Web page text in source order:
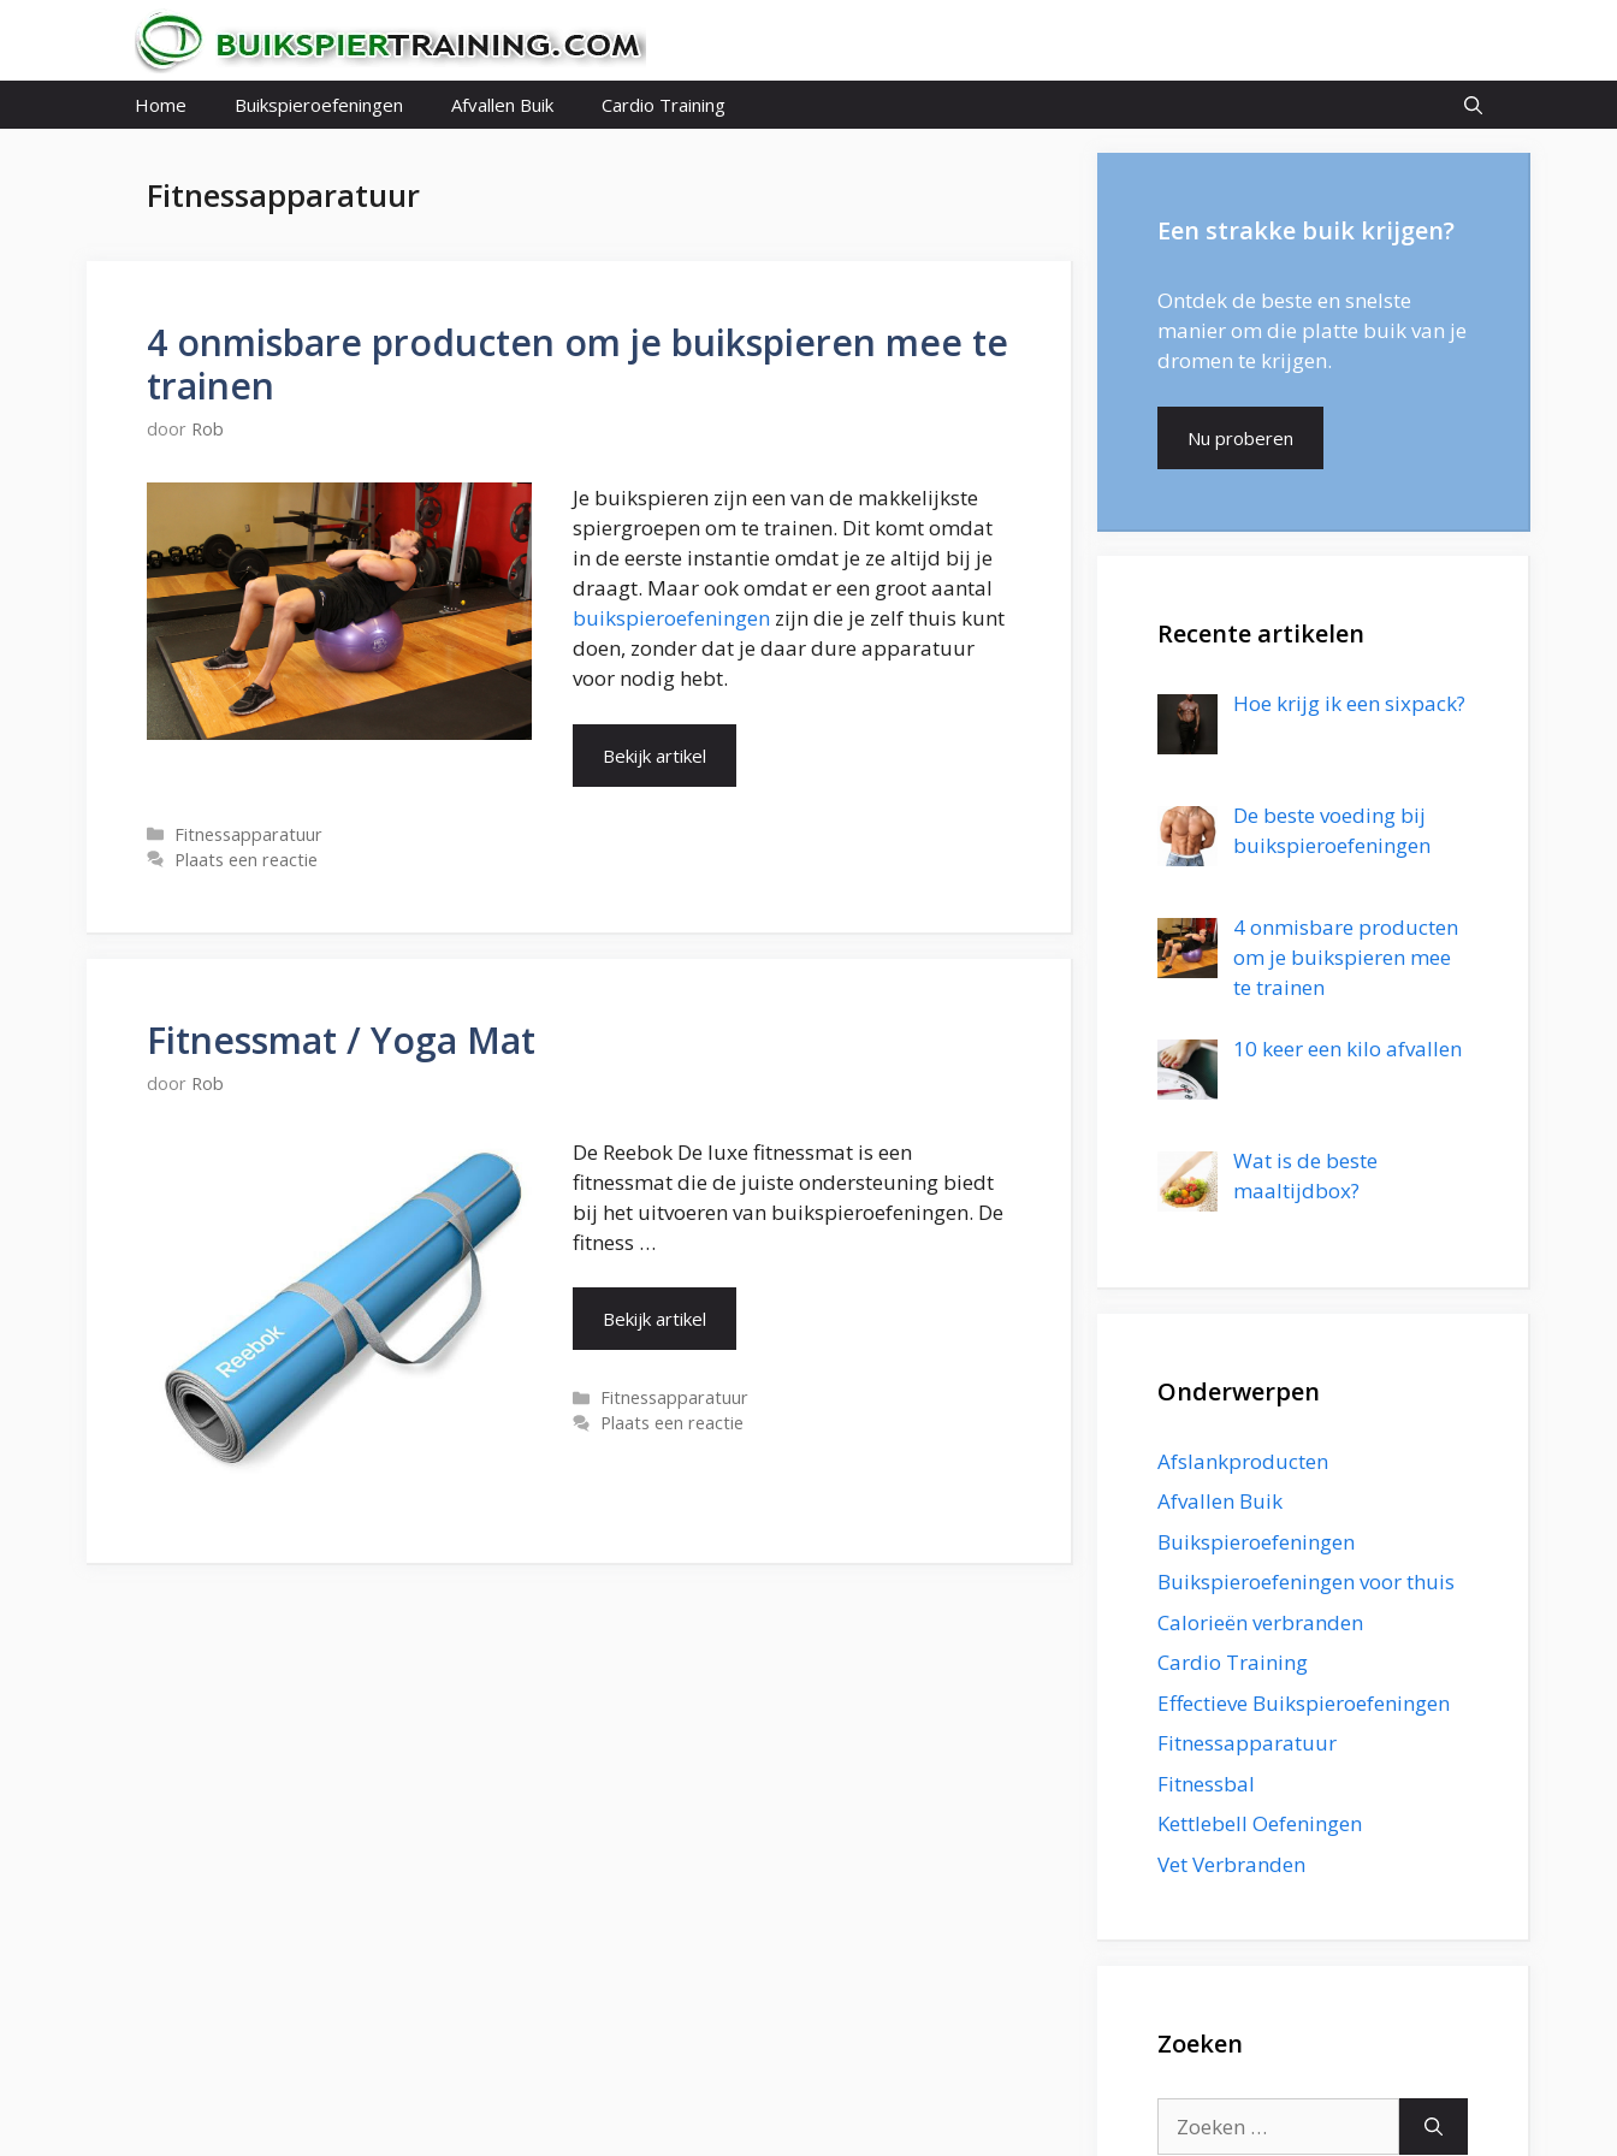
de
Home Buikspieroefeningen Afvallen Buik Cardio Training
Fitnessapparatuur
4 onmisbare producten om je buikspieren mee te
trainen
door Rob
Je buikspieren zijn een van de makkelijkste
spiergroepen om te trainen. Dit komt omdat
in de eerste instantie omdat je ze altijd bij je
draagt. Maar ook omdat er een groot aantal
buikspieroefeningen zijn die je zelf thuis kunt
doen, zonder dat je daar dure apparatuur
voor nodig hebt.
Bekijk artikel
Categorieën
Fitnessapparatuur
Plaats een reactie
Fitnessmat / Yoga Mat
door Rob
De Reebok De luxe fitnessmat is een
fitnessmat die de juiste ondersteuning biedt
bij het uitvoeren van buikspieroefeningen. De
fitness …
Bekijk artikel
Categorieën
Fitnessapparatuur
Plaats een reactie
Een strakke buik krijgen?
Ontdek de beste en snelste
manier om die platte buik van je
dromen te krijgen.
Nu proberen
Recente artikelen
Hoe krijg ik een sixpack?
De beste voeding bij
buikspieroefeningen
4 onmisbare producten
om je buikspieren mee
te trainen
10 keer een kilo afvallen
Wat is de beste
maaltijdbox?
Onderwerpen
Afslankproducten
Afvallen Buik
Buikspieroefeningen
Buikspieroefeningen voor thuis
Calorieën verbranden
Cardio Training
Effectieve Buikspieroefeningen
Fitnessapparatuur
Fitnessbal
Kettlebell Oefeningen
Vet Verbranden
Zoeken
naar: